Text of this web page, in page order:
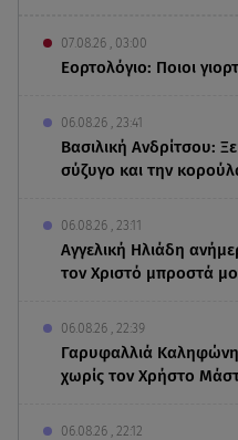
07.08.26 , 03:00
Εορτολόγιο: Ποιοι
06.08.26 , 23:41
Βασιλική Ανδρίτσου:
σύζυγο και την
06.08.26 , 23:11
Αγγελική Ηλιάδη
τον Χριστό μπροστά
06.08.26 , 22:39
Γαρυφαλλιά
χωρίς τον Χρήστο
06.08.26 , 22:12